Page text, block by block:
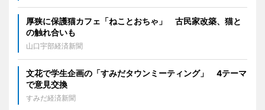
厚狭に保護猫カフェ「ねことおちゃ」 古民家改築、猫と
の触れ合いも
山口宇部経済新聞
文花で学生企画の「すみだタウンミーティング」 4テーマ
で意見交換
すみだ経済新聞